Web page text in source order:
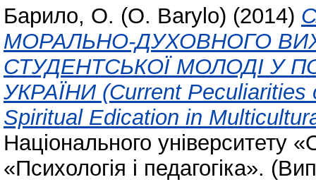
Барило, О. (O. Barylo) (2014)
МОРАЛЬНО-ДУХОВНОГО
СТУДЕНТСЬКОЇ МОЛОДІ У
УКРАЇНИ (Current Peculiarities
Spiritual Edication in
Національного університету
«Психологія і педагогіка».